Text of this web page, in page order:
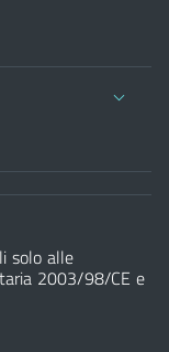
solo alle
2003/98/CE e